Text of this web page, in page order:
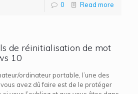
0 Read more
de réinitialisation de mot
10
ordinateur portable, l’une des
avez dû faire est de le protéger